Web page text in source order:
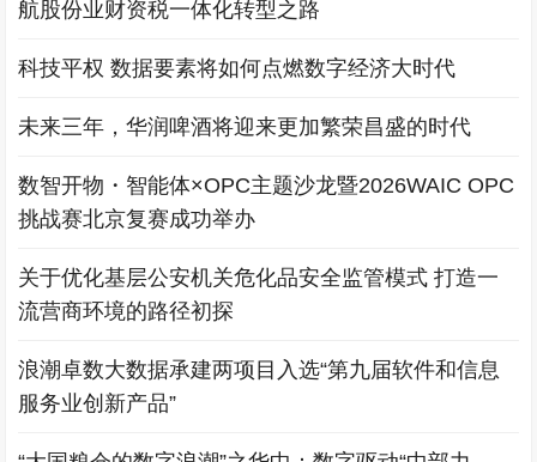
航股份业财资税一体化转型之路
科技平权 数据要素将如何点燃数字经济大时代
未来三年，华润啤酒将迎来更加繁荣昌盛的时代
数智开物・智能体×OPC主题沙龙暨2026WAIC OPC
挑战赛北京复赛成功举办
关于优化基层公安机关危化品安全监管模式 打造一
流营商环境的路径初探
浪潮卓数大数据承建两项目入选“第九届软件和信息
服务业创新产品”